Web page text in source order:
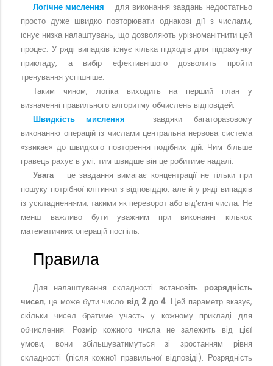
Логічне мислення – для виконання завдань недостатньо
просто дуже швидко повторювати однакові дії з числами,
існує низка налаштувань, що дозволяють урізноманітнити цей
процес. У ряді випадків існує кілька підходів для підрахунку
прикладу, а вибір ефективнішого дозволить пройти
тренування успішніше.
Таким чином, логіка виходить на перший план у
визначенні правильного алгоритму обчислень відповідей.
Швидкість мислення – завдяки багаторазовому
виконанню операцій із числами центральна нервова система
«звикає» до швидкого повторення подібних дій. Чим більше
гравець рахує в умі, тим швидше він це робитиме надалі.
Увага– це завдання вимагає концентрації не тільки при
пошуку потрібної клітинки з відповіддю, але й у ряді випадків
із ускладненнями, такими як переворот або від’ємні числа. Не
менш важливо бути уважним при виконанні кількох
математичних операцій поспіль.
Правила
Для налаштування складності встановіть розрядність
чисел, це може бути число від 2 до 4. Цей параметр вказує,
скільки чисел братиме участь у кожному прикладі для
обчислення. Розмір кожного числа не залежить від цієї
умови, вони збільшуватимуться зі зростанням рівня
складності (після кожної правильної відповіді). Розрядність